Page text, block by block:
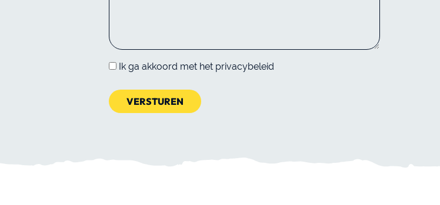
Ik ga akkoord met het privacybeleid